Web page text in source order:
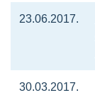
23.06.2017.
30.03.2017.